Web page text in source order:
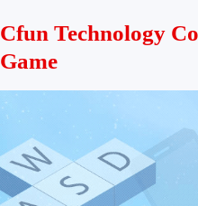
Cfun Technology Co
Game